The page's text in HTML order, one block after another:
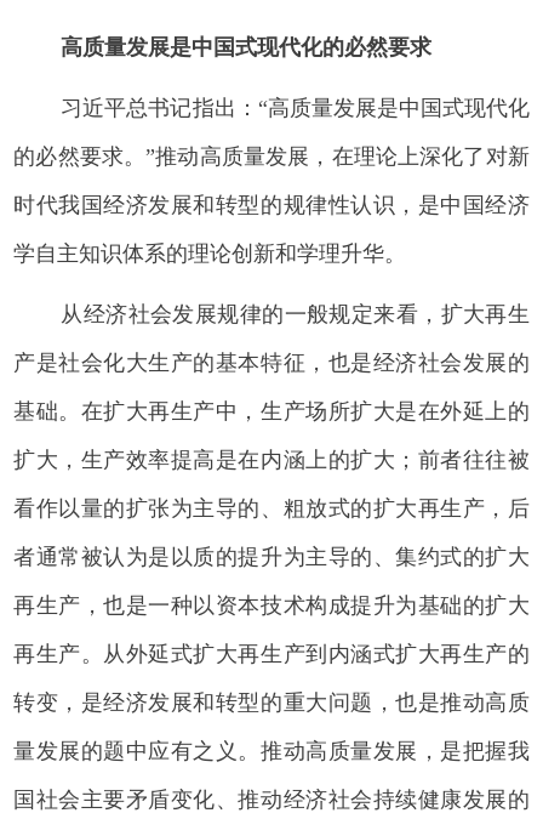
高质量发展是中国式现代化的必然要求
习近平总书记指出：“高质量发展是中国式现代化
的必然要求。”推动高质量发展，在理论上深化了对新
时代我国经济发展和转型的规律性认识，是中国经济
学自主知识体系的理论创新和学理升华。
从经济社会发展规律的一般规定来看，扩大再生
产是社会化大生产的基本特征，也是经济社会发展的
基础。在扩大再生产中，生产场所扩大是在外延上的
扩大，生产效率提高是在内涵上的扩大；前者往往被
看作以量的扩张为主导的、粗放式的扩大再生产，后
者通常被认为是以质的提升为主导的、集约式的扩大
再生产，也是一种以资本技术构成提升为基础的扩大
再生产。从外延式扩大再生产到内涵式扩大再生产的
转变，是经济发展和转型的重大问题，也是推动高质
量发展的题中应有之义。推动高质量发展，是把握我
国社会主要矛盾变化、推动经济社会持续健康发展的